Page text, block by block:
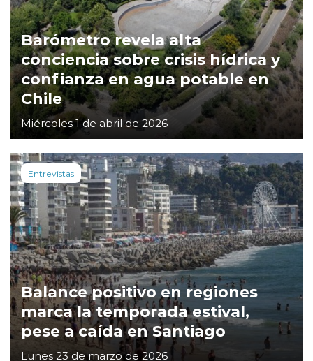
Barómetro revela alta
conciencia sobre crisis hídrica y
confianza en agua potable en
Chile
Miércoles 1 de abril de 2026
Entrevistas
Balance positivo en regiones
marca la temporada estival,
pese a caída en Santiago
Lunes 23 de marzo de 2026